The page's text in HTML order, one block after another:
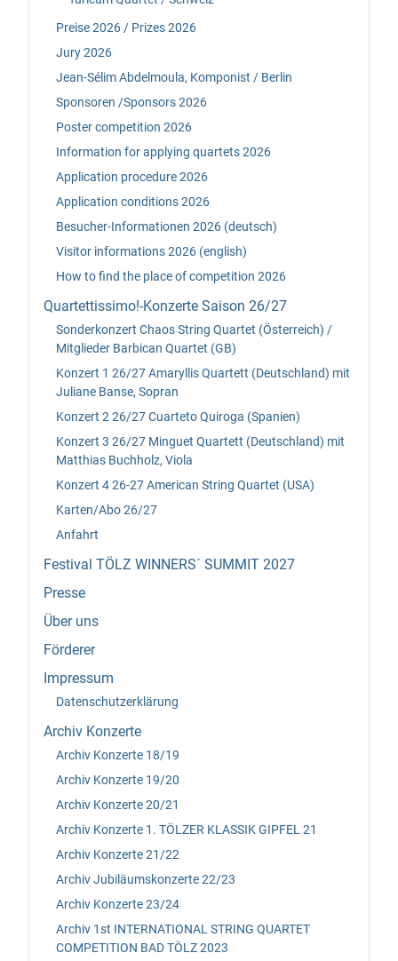
Preise 2026 / Prizes 2026
Jury 2026
Jean-Sélim Abdelmoula, Komponist / Berlin
Sponsoren /Sponsors 2026
Poster competition 2026
Information for applying quartets 2026
Application procedure 2026
Application conditions 2026
Besucher-Informationen 2026 (deutsch)
Visitor informations 2026 (english)
How to find the place of competition 2026
Quartettissimo!-Konzerte Saison 26/27
Sonderkonzert Chaos String Quartet (Österreich) /
Mitglieder Barbican Quartet (GB)
Konzert 1 26/27 Amaryllis Quartett (Deutschland) mit
Juliane Banse, Sopran
Konzert 2 26/27 Cuarteto Quiroga (Spanien)
Konzert 3 26/27 Minguet Quartett (Deutschland) mit
Matthias Buchholz, Viola
Konzert 4 26-27 American String Quartet (USA)
Karten/Abo 26/27
Anfahrt
Festival TÖLZ WINNERS´ SUMMIT 2027
Presse
Über uns
Förderer
Impressum
Datenschutzerklärung
Archiv Konzerte
Archiv Konzerte 18/19
Archiv Konzerte 19/20
Archiv Konzerte 20/21
Archiv Konzerte 1. TÖLZER KLASSIK GIPFEL 21
Archiv Konzerte 21/22
Archiv Jubiläumskonzerte 22/23
Archiv Konzerte 23/24
Archiv 1st INTERNATIONAL STRING QUARTET
COMPETITION BAD TÖLZ 2023